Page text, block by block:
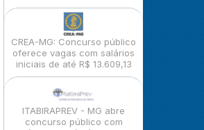
CREA-MG: Concurso público
oferece vagas com salários
iniciais de até R$ 13.609,13
ITABIRAPREV - MG abre
concurso público com